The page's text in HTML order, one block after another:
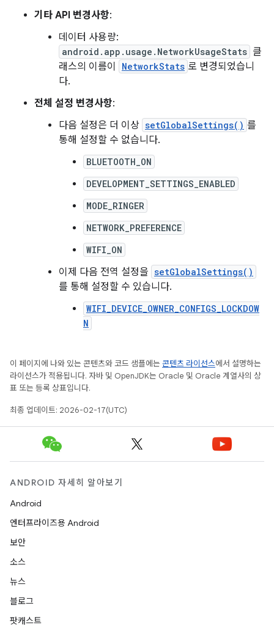
기타 API 변경사항:
데이터 사용량:
android.app.usage.NetworkUsageStats 클
래스의 이름이
NetworkStats 로 변경되었습니
다.
전체 설정 변경사항:
다음 설정은 더 이상 setGlobalSettings() 를
통해 설정할 수 없습니다.
BLUETOOTH_ON
DEVELOPMENT_SETTINGS_ENABLED
MODE_RINGER
NETWORK_PREFERENCE
WIFI_ON
이제 다음 전역 설정을 setGlobalSettings()
를 통해 설정할 수 있습니다.
WIFI_DEVICE_OWNER_CONFIGS_LOCKDOW
N
이 페이지에 나와 있는 콘텐츠와 코드 샘플에는 콘텐츠 라이선스에서 설명하는
라이선스가 적용됩니다. 자바 및 OpenJDK는 Oracle 및 Oracle 계열사의 상
표 또는 등록 상표입니다.
최종 업데이트: 2026-02-17(UTC)
ANDROID 자세히 알아보기
Android
엔터프라이즈용 Android
보안
소스
뉴스
블로그
팟캐스트